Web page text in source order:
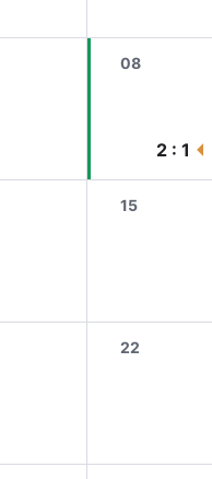
08
2 : 1
15
22